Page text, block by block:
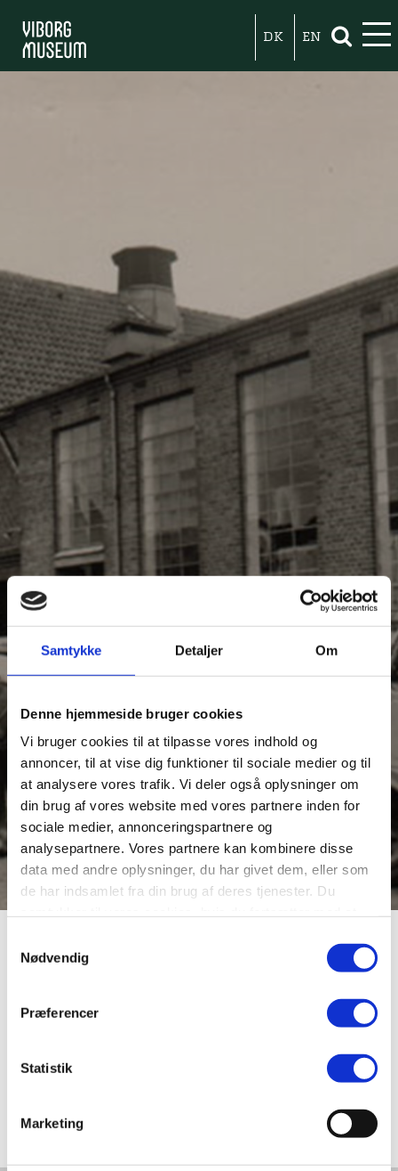
Samtykke Detaljer Om
Denne hjemmeside bruger cookies
Vi bruger cookies til at tilpasse vores indhold og
annoncer, til at vise dig funktioner til sociale medier og til
at analysere vores trafik. Vi deler også oplysninger om
din brug af vores website med vores partnere inden for
sociale medier, annonceringspartnere og
analysepartnere. Vores partnere kan kombinere disse
data med andre oplysninger, du har givet dem, eller som
de har indsamlet fra din brug af deres tjenester. Du
Nødvendig
Præferencer
Statistik
Marketing
DK EN
Dannebrogsgade
Navngivet 1902, hed tidligere “Ny Vestergade”. I 1914
blev byens to mejerier sluttet sammen under Viborg
Gade 8 til en større grund i Dannebrogsgade. Mejeriet
blev lukket i marts 1988, skorstenen blev væltet,